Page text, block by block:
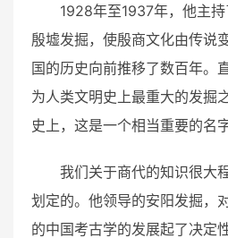
1928年至1937年，他主
殷墟发掘，使殷商文化由传说
国的历史向前推移了数百年。
为人类文明史上最重大的发掘
史上，这是一个相当重要的
我们关于商代的知识很大
划定的。他领导的安阳发掘，
的中国考古学的发展起了决